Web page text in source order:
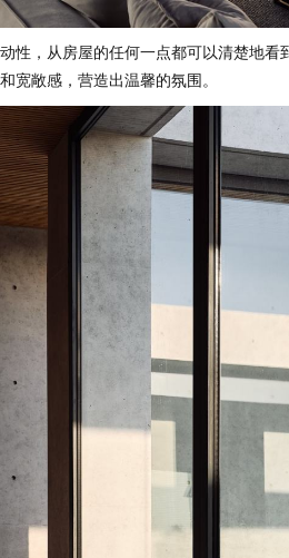
性，从房屋的任何一点都可以清楚地看
宽敞感，营造出温馨的氛围。